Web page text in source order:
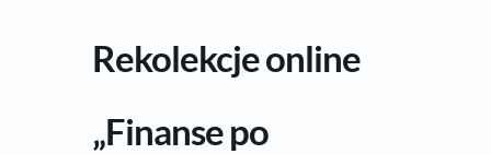
Rekolekcje online
„Finanse po